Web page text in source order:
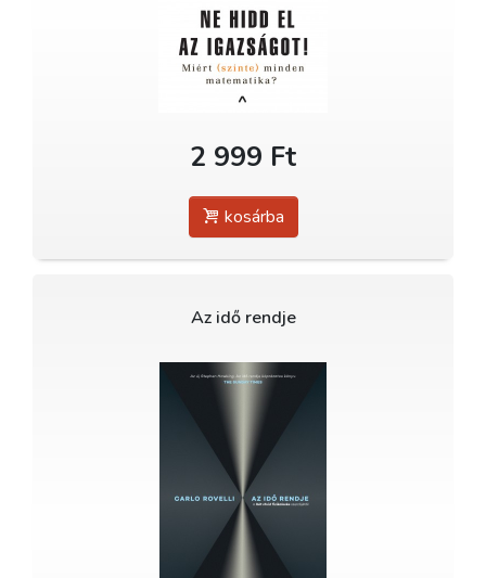
2 999 Ft
kosárba
Az idő rendje